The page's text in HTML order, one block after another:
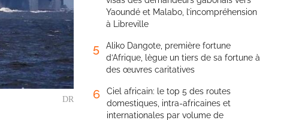
DR
Yaoundé et Malabo, l’incompréhension
à Libreville
5
Aliko Dangote, première fortune
d’Afrique, lègue un tiers de sa fortune à
des œuvres caritatives
6
Ciel africain: le top 5 des routes
domestiques, intra-africaines et
internationales par volume de